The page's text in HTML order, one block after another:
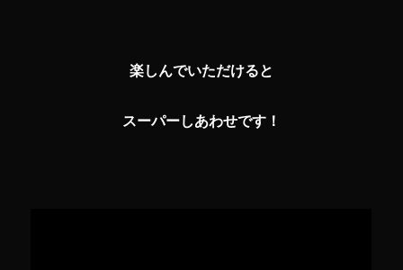
楽しんでいただけると
スーパーしあわせです！